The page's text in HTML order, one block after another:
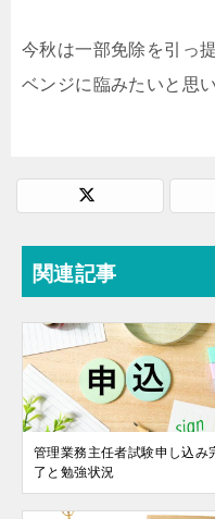
今秋は一部免除を引っ
ベンジに臨みたいと思い
関連記事
管理業務主任者試験申し込み
了と勉強状況